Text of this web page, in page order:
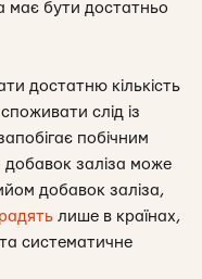
має бути достатньо
достатню кількість
слід із
побічним
заліза може
добавок заліза,
радять лише в країнах,
систематичне